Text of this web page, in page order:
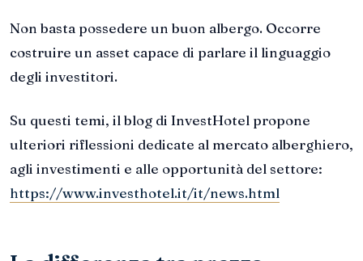
Non basta possedere un buon albergo. Occorre
costruire un asset capace di parlare il linguaggio
degli investitori.
Su questi temi, il blog di InvestHotel propone
ulteriori riflessioni dedicate al mercato alberghiero,
agli investimenti e alle opportunità del settore:
https://www.investhotel.it/it/news.html